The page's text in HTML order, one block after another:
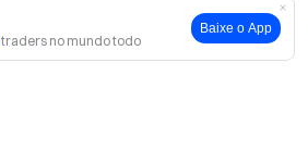
traders no mundo todo
Baixe o App